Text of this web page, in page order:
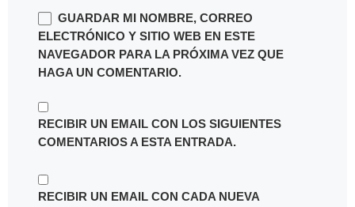
GUARDAR MI NOMBRE, CORREO
ELECTRÓNICO Y SITIO WEB EN ESTE
NAVEGADOR PARA LA PRÓXIMA VEZ QUE
HAGA UN COMENTARIO.
RECIBIR UN EMAIL CON LOS SIGUIENTES
COMENTARIOS A ESTA ENTRADA.
RECIBIR UN EMAIL CON CADA NUEVA